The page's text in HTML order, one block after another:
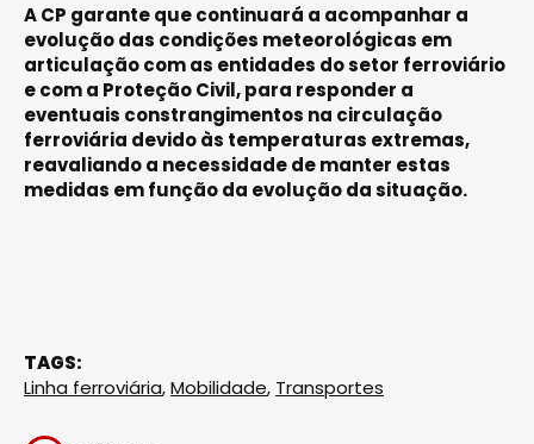
A CP garante que continuará a acompanhar a
evolução das condições meteorológicas em
articulação com as entidades do setor ferroviário
e com a Proteção Civil, para responder a
eventuais constrangimentos na circulação
ferroviária devido às temperaturas extremas,
reavaliando a necessidade de manter estas
medidas em função da evolução da situação.
TAGS:
Linha ferroviária,Mobilidade, Transportes